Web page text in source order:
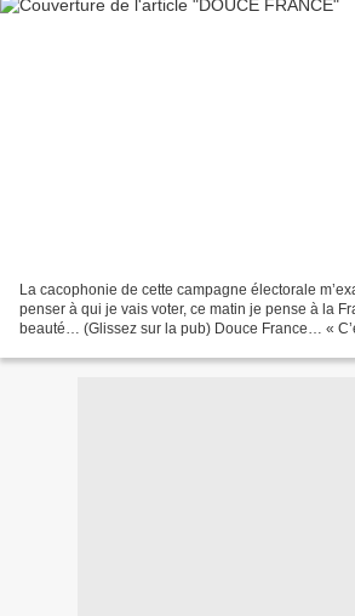
La cacophonie de cette campagne électorale
penser à qui je vais voter, ce matin je pense à la
beauté… (Glissez sur la pub) Douce France… «